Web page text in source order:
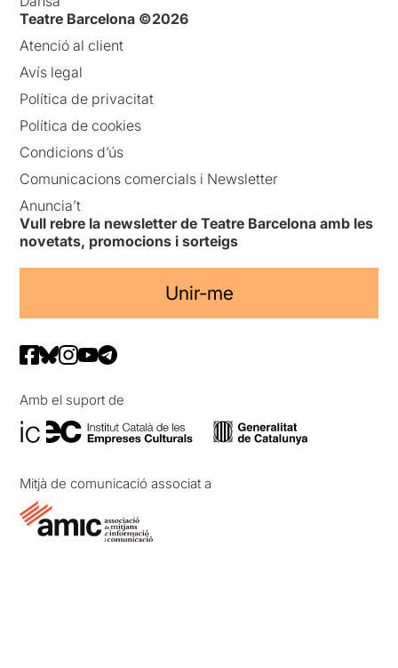
Teatre Barcelona ©2026
Atenció al client
Avís legal
Política de privacitat
Política de cookies
Condicions d’ús
Comunicacions comercials i Newsletter
Anuncia’t
Vull rebre la newsletter de Teatre Barcelona amb les
novetats, promocions i sorteigs
Unir-me
Amb el suport de
Mitjà de comunicació associat a